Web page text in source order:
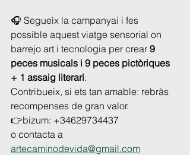
🎧 Segueix la campanyai i fes
possible aquest viatge sensorial on
barrejo art i tecnologia per crear 9
peces musicals i 9 peces pictòriques
+ 1 assaig literari.
Contribueix, si ets tan amable: rebràs
recompenses de gran valor.
👉bizum: +34629734437
o contacta a
artecaminodevida@gmail.com